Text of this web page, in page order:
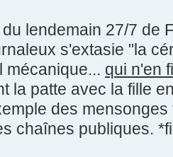
lendemain 27/7 de
s'extasie "la
mécanique... qui n'en
la patte avec la fille
des
chaînes publiques.